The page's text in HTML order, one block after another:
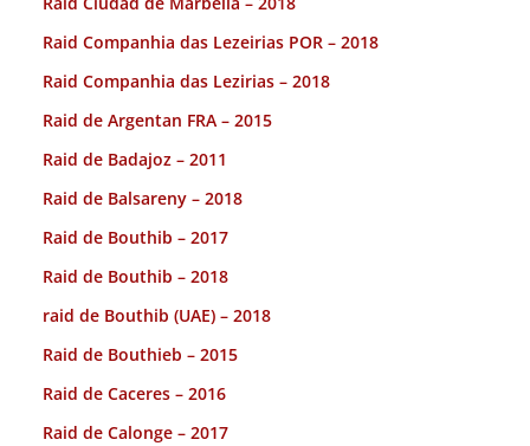
Raid Companhia das Lezeirias POR – 2018
Raid Companhia das Lezirias – 2018
Raid de Argentan FRA – 2015
Raid de Badajoz – 2011
Raid de Balsareny – 2018
Raid de Bouthib – 2017
Raid de Bouthib – 2018
raid de Bouthib (UAE) – 2018
Raid de Bouthieb – 2015
Raid de Caceres – 2016
Raid de Calonge – 2017